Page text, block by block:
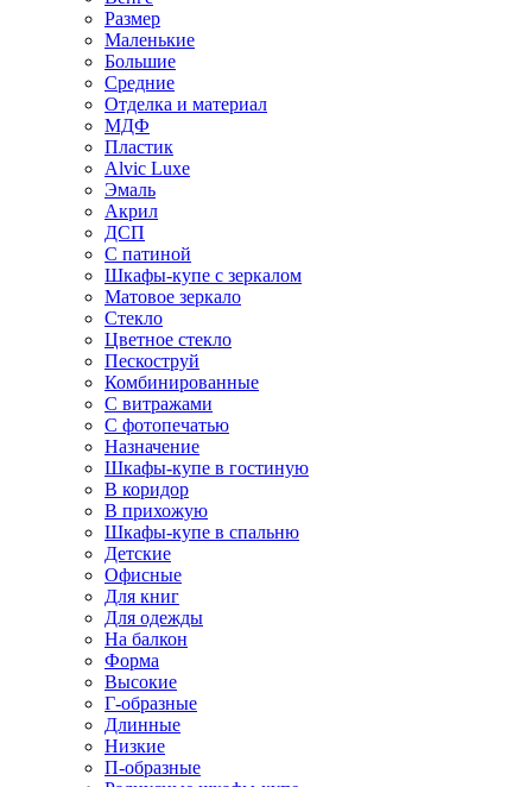
Размер
Маленькие
Большие
Средние
Отделка и материал
МДФ
Пластик
Alvic Luxe
Эмаль
Акрил
ДСП
С патиной
Шкафы-купе с зеркалом
Матовое зеркало
Стекло
Цветное стекло
Пескоструй
Комбинированные
С витражами
С фотопечатью
Назначение
Шкафы-купе в гостиную
В коридор
В прихожую
Шкафы-купе в спальню
Детские
Офисные
Для книг
Для одежды
На балкон
Форма
Высокие
Г-образные
Длинные
Низкие
П-образные